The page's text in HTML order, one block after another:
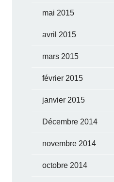
mai 2015
avril 2015
mars 2015
février 2015
janvier 2015
Décembre 2014
novembre 2014
octobre 2014